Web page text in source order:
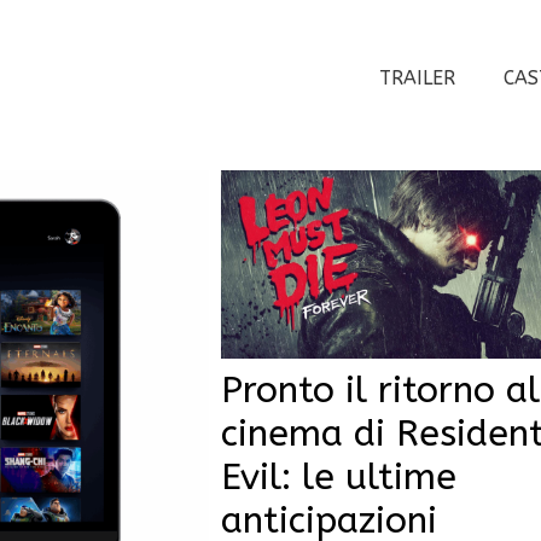
TRAILER
Pronto il ritorno al
cinema di
Evil: le ultime
anticipazioni